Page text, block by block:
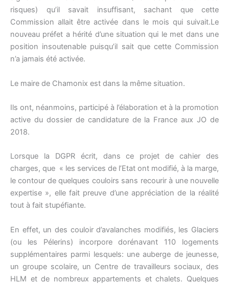
risques) qu’il savait insuffisant, sachant que cette
Commission allait être activée dans le mois qui suivait.Le
nouveau préfet a hérité d’une situation qui le met dans une
position insoutenable puisqu’il sait que cette Commission
n’a jamais été activée.
Le maire de Chamonix est dans la même situation.
Ils ont, néanmoins, participé à l’élaboration et à la promotion
active du dossier de candidature de la France aux JO de
2018.
Lorsque la DGPR écrit, dans ce projet de cahier des
charges, que « les services de l’Etat ont modifié, à la marge,
le contour de quelques couloirs sans recourir à une nouvelle
expertise », elle fait preuve d’une appréciation de la réalité
tout à fait stupéfiante.
En effet, un des couloir d’avalanches modifiés, les Glaciers
(ou les Pélerins) incorpore dorénavant 110 logements
supplémentaires parmi lesquels: une auberge de jeunesse,
un groupe scolaire, un Centre de travailleurs sociaux, des
HLM et de nombreux appartements et chalets. Quelques